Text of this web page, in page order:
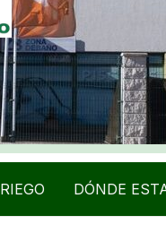
RIEGO DÓNDE